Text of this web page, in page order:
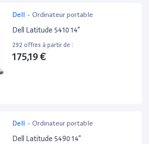
Dell - Ordinateur portable
Dell Latitude 5410 14”
292 offres à partir de :
175,19 €
Dell - Ordinateur portable
Dell Latitude 5490 14”